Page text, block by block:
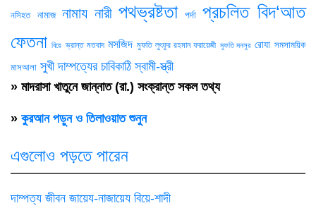
নসিহত নামাজ নামায নারী পথভ্রষ্টতা পর্দা প্রচলিত বিদ‘আত
ফেতনা বিয়ে ভ্রান্ত মতবাদ মসজিদ মুফতি লুৎফুর রহমান ফরায়েজী মুফতি মনসুর রোযা সমসাময়িক
মাসআলা সুখী দাম্পত্যের চাবিকাঠি স্বামী-স্ত্রী
» মাদরাসা খাতুনে জান্নাত (রা.) সংক্রান্ত সকল তথ্য
» কুরআন পড়ুন ও তিলাওয়াত শুনুন
এগুলোও পড়তে পারেন
দাম্পত্য জীবন জায়েয-নাজায়েয বিয়ে-শাদী